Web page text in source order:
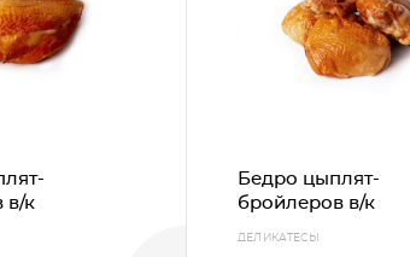
в/к
Бедро цыплят-
бройлеров в/к
ДЕЛИКАТЕСЫ